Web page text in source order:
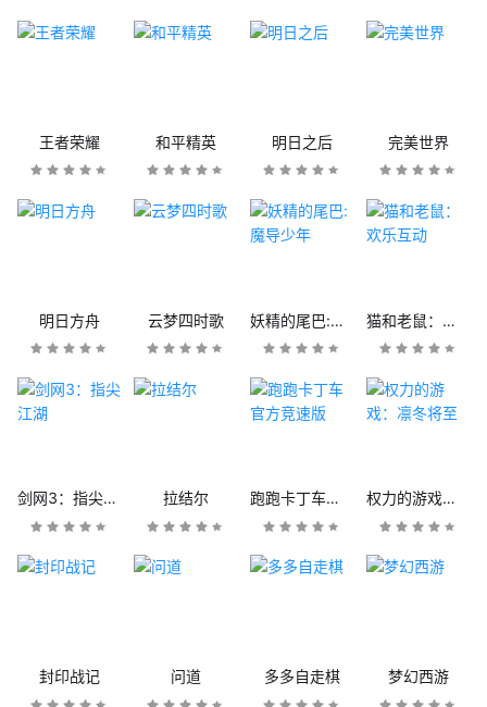
王者荣耀 和平精英 明日之后 完美世界
明日方舟 云梦四时歌 妖精的尾巴:魔导少年 猫和老鼠：欢乐互动
剑网3：指尖江湖 拉结尔 跑跑卡丁车官方竞速版 权力的游戏：凛冬将至
封印战记 问道 多多自走棋 梦幻西游